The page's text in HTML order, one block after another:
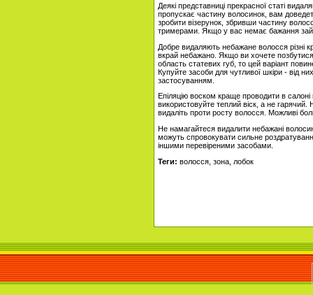
Деякі представниці прекрасної статі
пропускає частину волосинок, вам
зробити візерунок, збривши частину
тримерами. Якщо у вас немає бажання
Добре видаляють небажане волосся різні
вкрай небажано. Якщо ви хочете позбутися
область статевих губ, то цей варіант
Купуйте засоби для чутливої ​​шкіри - від
застосуванням.
Епіляцію воском краще проводити в
використовуйте теплий віск, а не
видаліть проти росту волосся. Можливі
Не намагайтеся видалити небажані
можуть спровокувати сильне
іншими перевіреними засобами.
Теги: волосся, зона, лобок